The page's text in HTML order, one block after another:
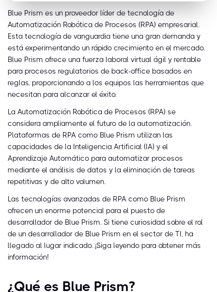
Blue Prism es un proveedor líder de tecnología de
Automatización Robótica de Procesos (RPA) empresarial.
Esta tecnología de vanguardia tiene una gran demanda y
está experimentando un rápido crecimiento en el mercado.
Blue Prism ofrece una fuerza laboral virtual ágil y rentable
para procesos regulatorios de back-office basados en
reglas, proporcionando a los equipos las herramientas que
necesitan para alcanzar el éxito.
La Automatización Robótica de Procesos (RPA) se
considera ampliamente el futuro de la automatización.
Plataformas de RPA como Blue Prism utilizan las
capacidades de la Inteligencia Artificial (IA) y el
Aprendizaje Automático para automatizar procesos
mediante el análisis de datos y la eliminación de tareas
repetitivas y de alto volumen.
Las tecnologías avanzadas de RPA como Blue Prism
ofrecen un enorme potencial para el puesto de
desarrollador de Blue Prism. Si tiene curiosidad sobre el rol
de un desarrollador de Blue Prism en el sector de TI, ha
llegado al lugar indicado. ¡Siga leyendo para obtener más
información!
¿Qué es Blue Prism?